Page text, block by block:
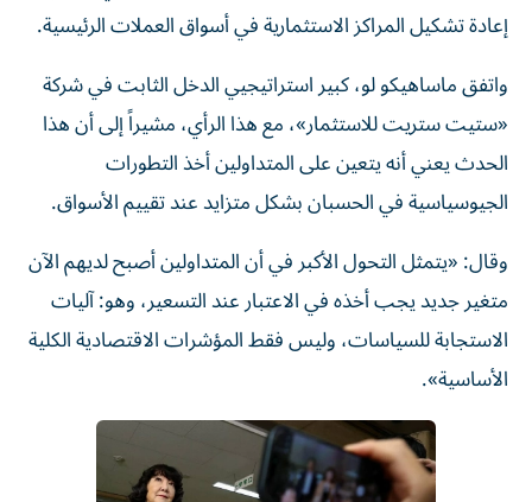
إعادة تشكيل المراكز الاستثمارية في أسواق العملات الرئيسية.
واتفق ماساهيكو لو، كبير استراتيجيي الدخل الثابت في شركة
«ستيت ستريت للاستثمار»، مع هذا الرأي، مشيراً إلى أن هذا
الحدث يعني أنه يتعين على المتداولين أخذ التطورات
الجيوسياسية في الحسبان بشكل متزايد عند تقييم الأسواق.
وقال: «يتمثل التحول الأكبر في أن المتداولين أصبح لديهم الآن
متغير جديد يجب أخذه في الاعتبار عند التسعير، وهو: آليات
الاستجابة للسياسات، وليس فقط المؤشرات الاقتصادية الكلية
الأساسية».